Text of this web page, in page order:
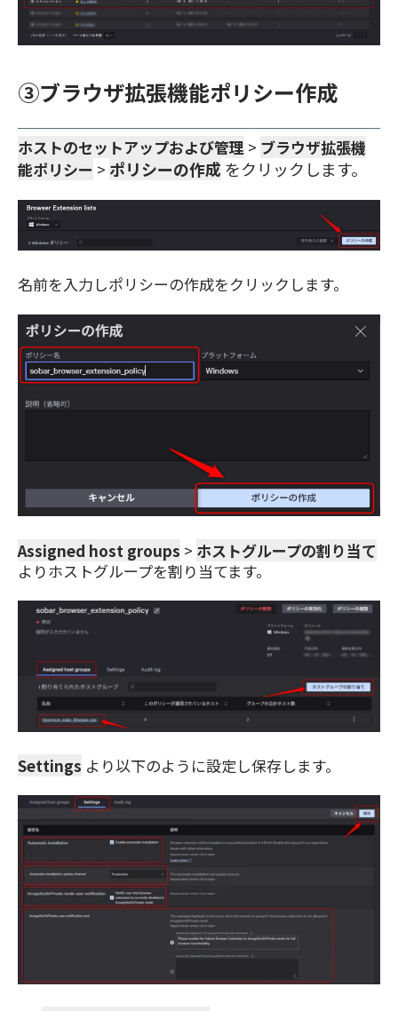
③ブラウザ拡張機能ポリシー作成
ホストのセットアップおよび管理 > ブラウザ拡張機
能ポリシー > ポリシーの作成 をクリックします。
名前を入力しポリシーの作成をクリックします。
Assigned host groups > ホストグループの割り当て
よりホストグループを割り当てます。
Settings より以下のように設定し保存します。